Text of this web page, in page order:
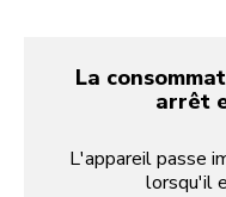
La
arrêt
L'appareil passe
lorsqu'il